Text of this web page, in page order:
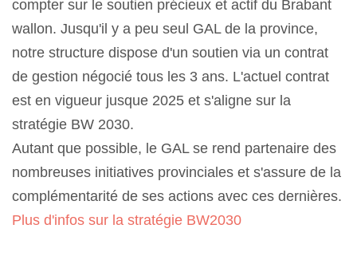
compter sur le soutien précieux et actif du Brabant
wallon. Jusqu'il y a peu seul GAL de la province,
notre structure dispose d'un soutien via un contrat
de gestion négocié tous les 3 ans. L'actuel contrat
est en vigueur jusque 2025 et s'aligne sur la
stratégie BW 2030.
Autant que possible, le GAL se rend partenaire des
nombreuses initiatives provinciales et s'assure de la
complémentarité de ses actions avec ces dernières.
Plus d'infos sur la stratégie BW2030